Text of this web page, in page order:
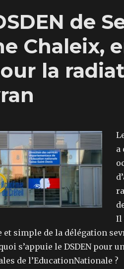
de
Chaleix,
la
a
Il
et simple de la délégation
s’appuie le DSDEN pour
de l’EducationNationale ?